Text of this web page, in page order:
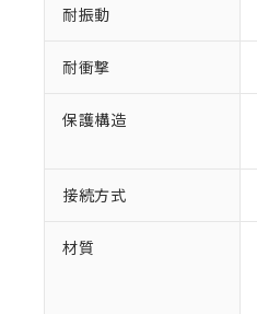
耐振動
耐衝撃
保護構造
接続方式
材質